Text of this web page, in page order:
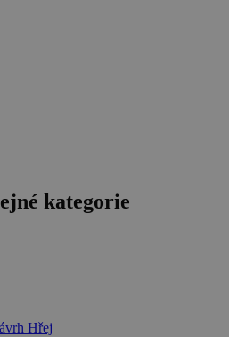
kategorie
Hřej